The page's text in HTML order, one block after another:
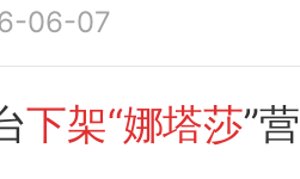
06-07
下架“娜塔莎”营